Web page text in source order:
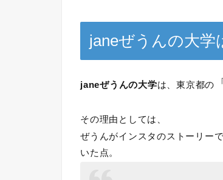
janeぜうんの大学
janeぜうんの大学は、東京都の 「
その理由としては、
ぜうんがインスタのストーリー
いた点。